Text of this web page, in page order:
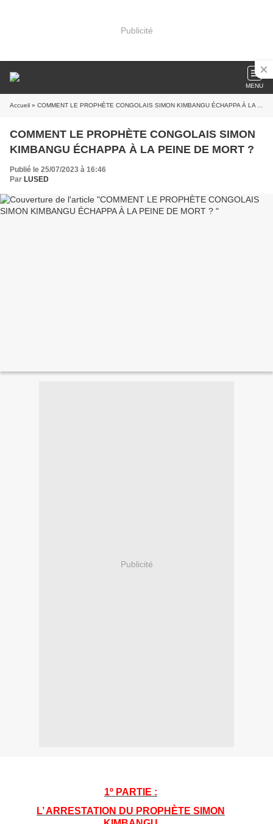
Publicité
MENU
Accueil » COMMENT LE PROPHÈTE CONGOLAIS SIMON KIMBANGU ÉCHAPPA À LA PEINE DE MORT ?
COMMENT LE PROPHÈTE CONGOLAIS SIMON
KIMBANGU ÉCHAPPA À LA PEINE DE MORT ?
Publié le 25/07/2023 à 16:46
Par LUSED
Publicité
1º PARTIE :
L’ ARRESTATION DU PROPHÈTE SIMON